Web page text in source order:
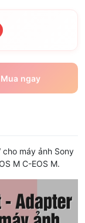
Mua ngay
máy ảnh Sony
M C-EOS M.